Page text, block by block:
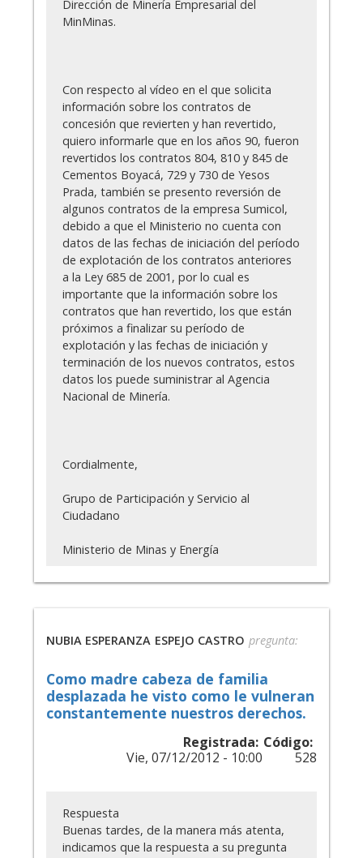
Dirección de Minería Empresarial del
MinMinas.
Con respecto al vídeo en el que solicita
información sobre los contratos de
concesión que revierten y han revertido,
quiero informarle que en los años 90, fueron
revertidos los contratos 804, 810 y 845 de
Cementos Boyacá, 729 y 730 de Yesos
Prada, también se presento reversión de
algunos contratos de la empresa Sumicol,
debido a que el Ministerio no cuenta con
datos de las fechas de iniciación del período
de explotación de los contratos anteriores
a la Ley 685 de 2001, por lo cual es
importante que la información sobre los
contratos que han revertido, los que están
próximos a finalizar su período de
explotación y las fechas de iniciación y
terminación de los nuevos contratos, estos
datos los puede suministrar al Agencia
Nacional de Minería.
Cordialmente,
Grupo de Participación y Servicio al
Ciudadano
Ministerio de Minas y Energía
NUBIA ESPERANZA ESPEJO CASTRO
Como madre cabeza de familia
desplazada he visto como le vulneran
constantemente nuestros derechos.
Registrada:
Vie, 07/12/2012 - 10:00
Código:
528
Respuesta
Buenas tardes, de la manera más atenta,
indicamos que la respuesta a su pregunta